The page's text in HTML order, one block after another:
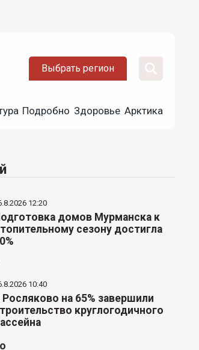
Выбрать регион
Подробно Здоровье Арктика
12:20
домов Мурманска к
сезону достигла
10:40
Росляково на 65% завершили
круглогодичного